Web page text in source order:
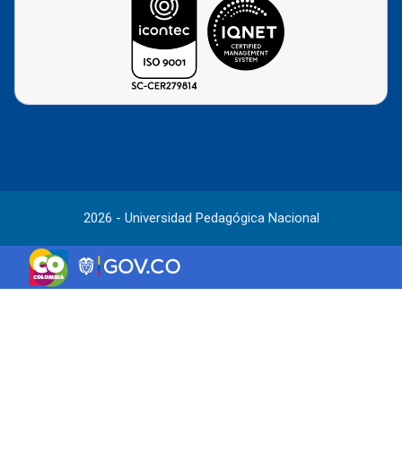
2026 - Universidad Pedagógica Nacional